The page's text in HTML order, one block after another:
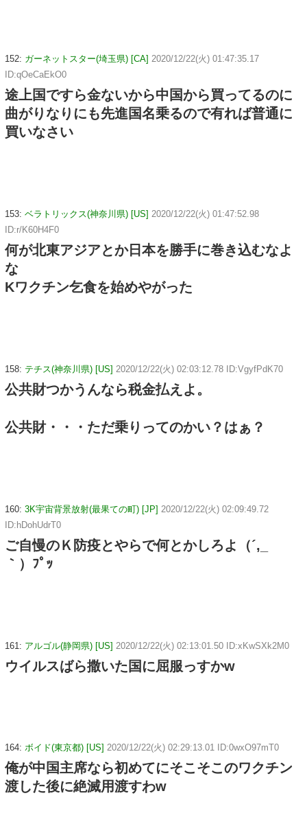
152: ガーネットスター(埼玉県) [CA] 2020/12/22(火) 01:47:35.17
ID:qOeCaEkO0
途上国ですら金ないから中国から買ってるのに
曲がりなりにも先進国名乗るので有れば普通に
買いなさい
153: ベラトリックス(神奈川県) [US] 2020/12/22(火) 01:47:52.98
ID:r/K60H4F0
何が北東アジアとか日本を勝手に巻き込むなよ
な
Kワクチン乞食を始めやがった
158: テチス(神奈川県) [US] 2020/12/22(火) 02:03:12.78 ID:VgyfPdK70
公共財つかうんなら税金払えよ。
公共財・・・ただ乗りってのかい？はぁ？
160: 3K宇宙背景放射(最果ての町) [JP] 2020/12/22(火) 02:09:49.72
ID:hDohUdrT0
ご自慢のＫ防疫とやらで何とかしろよ（´,_ゝ
｀）ﾌﾟｯ
161: アルゴル(静岡県) [US] 2020/12/22(火) 02:13:01.50 ID:xKwSXk2M0
ウイルスばら撒いた国に屈服っすかw
164: ボイド(東京都) [US] 2020/12/22(火) 02:29:13.01 ID:0wxO97mT0
俺が中国主席なら初めてにそこそこのワクチン
渡した後に絶滅用渡すわw